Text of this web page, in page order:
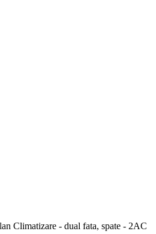
Climatizare - dual fata, spate - 2AC